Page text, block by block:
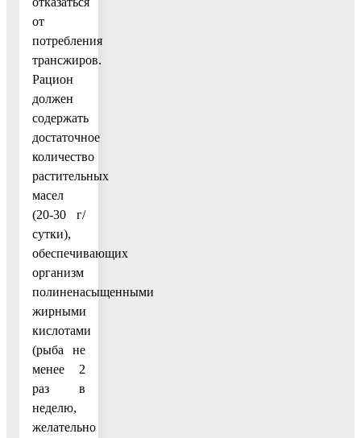
от
потребления
трансжиров.
Рацион
должен
содержать
достаточное
количество
растительных
масел
(20-30 г/
сутки),
обеспечивающих
организм
полиненасыщенными
жирными
кислотами
(рыба не
менее 2
раз в
неделю,
желательно